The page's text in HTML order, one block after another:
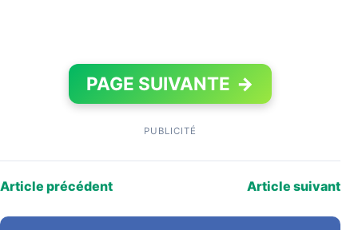
PAGE SUIVANTE →
PUBLICITÉ
Article précédent Article suivant